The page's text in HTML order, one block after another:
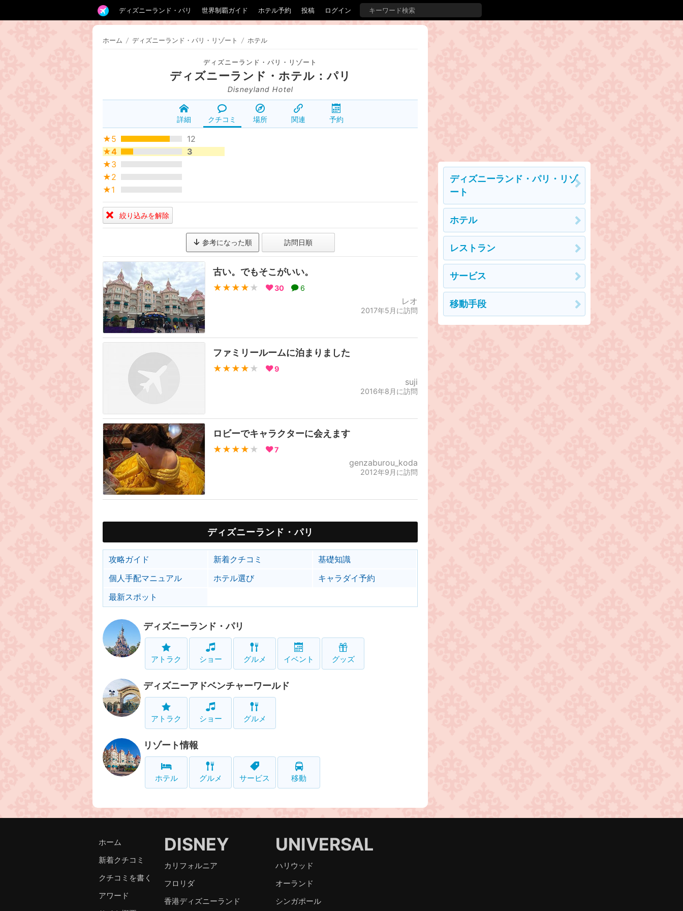
ディズニーランド・パリ 世界制覇ガイド ホテル予約 投稿 ログイン
ホーム / ディズニーランド・パリ・リゾート / ホテル
ディズニーランド・パリ・リゾート
ディズニーランド・ホテル：パリ
Disneyland Hotel
詳細 クチコミ 場所 関連 予約
★5
12
★4
3
★3
★2
★1
絞り込みを解除
参考になった順 訪問日順
古い。でもそこがいい。
★★★★ ★ 30 6
レオ
2017年5月に訪問
ファミリールームに泊まりました
★★★★ ★ 9
suji
2016年8月に訪問
ロビーでキャラクターに会えます
★★★★ ★ 7
genzaburou_koda
2012年9月に訪問
ディズニーランド・パリ
攻略ガイド 新着クチコミ
基礎知識
個人手配マニュアル
ホテル選び
キャラダイ予約
最新スポット
ディズニーランド・パリ
アトラク ショー グルメ イベント グッズ
ディズニーアドベンチャーワールド
アトラク ショー グルメ
リゾート情報
ホテル グルメ サービス 移動
ディズニーランド・パリ・リゾ
ート
ホテル
レストラン
サービス
移動手段
ホーム
新着クチコミ
クチコミを書く
アワード
DISNEY
カリフォルニア
フロリダ
香港ディズニーランド
UNIVERSAL
ハリウッド
オーランド
シンガポール